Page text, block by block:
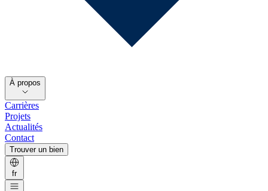
À propos
Carrières
Projets
Actualités
Contact
Trouver un bien
fr